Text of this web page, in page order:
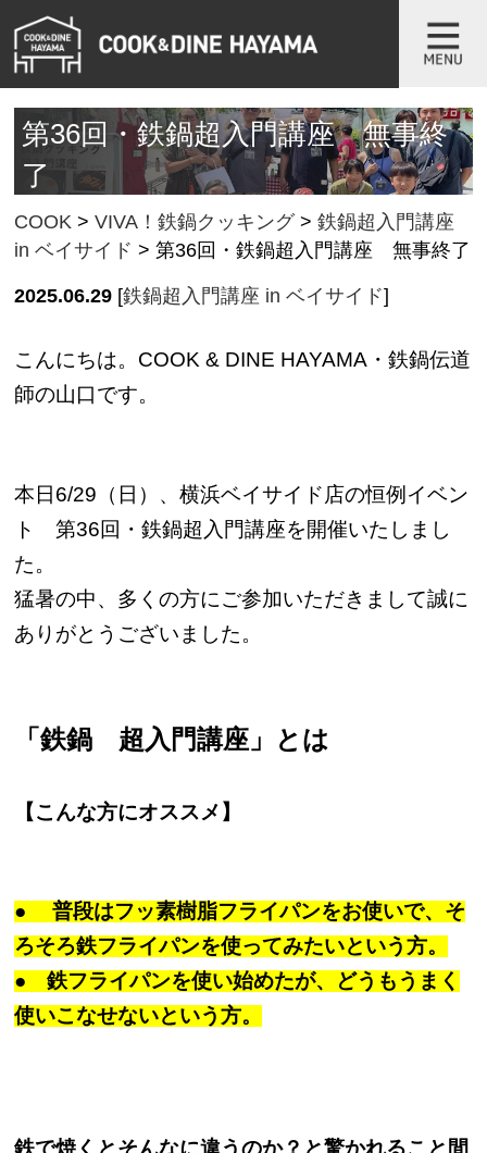
第36回・鉄鍋超入門講座 無事終
了
COOK >VIVA！鉄鍋クッキング>鉄鍋超入門講座
in ベイサイド >第36回・鉄鍋超入門講座 無事終了
2025.06.29 [鉄鍋超入門講座 in ベイサイド]
こんにちは。COOK & DINE HAYAMA・鉄鍋伝道
師の山口です。
本日6/29（日）、横浜ベイサイド店の恒例イベン
ト 第36回・鉄鍋超入門講座を開催いたしまし
た。
猛暑の中、多くの方にご参加いただきまして誠に
ありがとうございました。
「鉄鍋 超入門講座」とは
【こんな方にオススメ】
● 普段はフッ素樹脂フライパンをお使いで、そ
ろそろ鉄フライパンを使ってみたいという方。
● 鉄フライパンを使い始めたが、どうもうまく
使いこなせないという方。
鉄で焼くとそんなに違うのか？と驚かれること間